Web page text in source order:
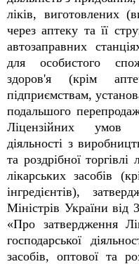
ліків, виготовлених
через аптеку та її
автозаправних
для особистого
здоров'я (крім
підприємствам,
подальшого
Ліцензійних умов
діяльності з
та роздрібної
лікарських засобів
інгредієнтів),
Міністрів України
«Про затвердження
господарської
засобів, оптової та